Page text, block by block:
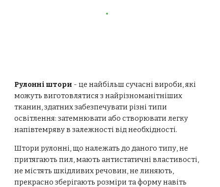
Рулонні штори - це найбільш сучасні вироби, які
можуть виготовлятися з найрізноманітніших
тканин, здатних забезпечувати різні типи
освітлення: затемнювати або створювати легку
напівтемряву в залежності від необхідності.
Штори рулонні, що належать до даного типу, не
притягають пил, мають антистатичні властивості,
не містять шкідливих речовин, не линяють,
прекрасно зберігають розміри та форму навіть